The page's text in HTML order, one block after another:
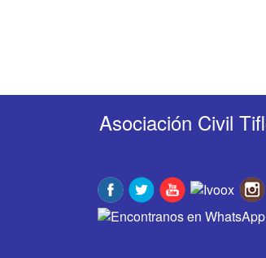
Asociación Civil